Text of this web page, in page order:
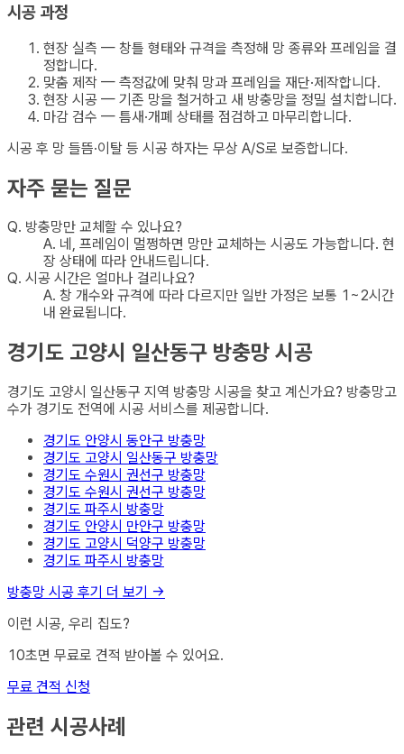
시공 과정
현장 실측 — 창틀 형태와 규격을 측정해 망 종류와 프레임을 결
정합니다.
맞춤 제작 — 측정값에 맞춰 망과 프레임을 재단·제작합니다.
현장 시공 — 기존 망을 철거하고 새 방충망을 정밀 설치합니다.
마감 검수 — 틈새·개폐 상태를 점검하고 마무리합니다.
시공 후 망 들뜸·이탈 등 시공 하자는 무상 A/S로 보증합니다.
자주 묻는 질문
Q. 방충망만 교체할 수 있나요?
A. 네, 프레임이 멀쩡하면 망만 교체하는 시공도 가능합니다. 현
장 상태에 따라 안내드립니다.
Q. 시공 시간은 얼마나 걸리나요?
A. 창 개수와 규격에 따라 다르지만 일반 가정은 보통 1~2시간
내 완료됩니다.
경기도 고양시 일산동구 방충망 시공
경기도 고양시 일산동구 지역 방충망 시공을 찾고 계신가요? 방충망고
수가 경기도 전역에 시공 서비스를 제공합니다.
경기도 안양시 동안구 방충망
경기도 고양시 일산동구 방충망
경기도 수원시 권선구 방충망
경기도 수원시 권선구 방충망
경기도 파주시 방충망
경기도 안양시 만안구 방충망
경기도 고양시 덕양구 방충망
경기도 파주시 방충망
방충망 시공 후기 더 보기 →
이런 시공, 우리 집도?
10초면 무료로 견적 받아볼 수 있어요.
무료 견적 신청
관련 시공사례